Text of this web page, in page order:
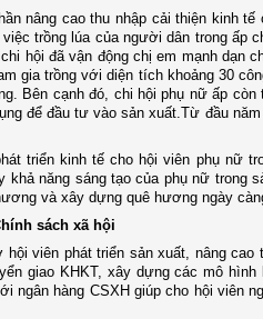
nâng cao thu nhập cải thiện kinh tế
trồng lúa của người dân trong ấp
hội đã vận động chị em mạnh dạn
gia trồng với diện tích khoảng 30
Bên cạnh đó, chi hội phụ nữ ấp còn
để đầu tư vào sản xuất.Từ đầu
triển kinh tế cho hội viên phụ nữ
năng sáng tạo của phụ nữ trong
và xây dựng quê hương ngày
sách xã hội
viên phát triển sản xuất, nâng cao
giao KHKT, xây dựng các mô hình
ngân hàng CSXH giúp cho hội viên